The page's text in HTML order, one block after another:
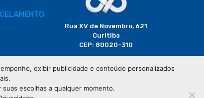
Rua XV de Novembro, 621
Curitiba
CEP: 80020-310
(41) 3320-2929
exibir publicidade e conteúdo personalizados
escolhas a qualquer momento.